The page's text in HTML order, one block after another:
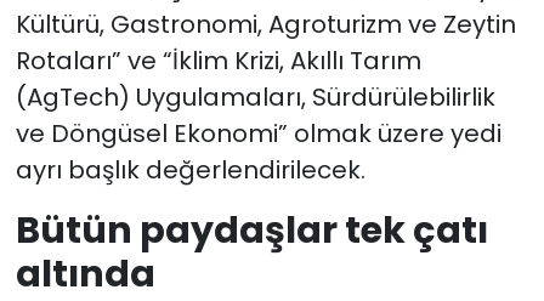
Kültürü, Gastronomi, Agroturizm ve Zeytin
Rotaları” ve “İklim Krizi, Akıllı Tarım
(AgTech) Uygulamaları, Sürdürülebilirlik
ve Döngüsel Ekonomi” olmak üzere yedi
ayrı başlık değerlendirilecek.
Bütün paydaşlar tek çatı
altında